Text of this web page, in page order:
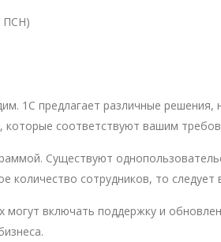
ПСН)
1С предлагает различные решения,
которые соответствуют вашим
Существуют
сотрудников, то
включать поддержку и